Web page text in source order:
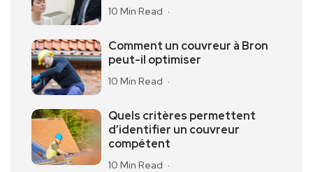
10 Min Read
Comment un couvreur à Bron
peut-il optimiser
10 Min Read
Quels critères permettent
d’identifier un couvreur
compétent
10 Min Read